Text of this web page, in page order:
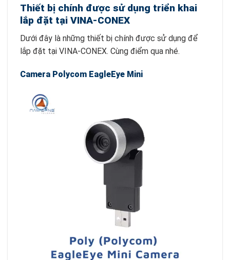
Thiết bị chính được sử dụng triển khai
lắp đặt tại VINA-CONEX
Dưới đây là những thiết bị chính được sử dụng để
lắp đặt tại VINA-CONEX. Cùng điểm qua nhé.
Camera Polycom EagleEye Mini